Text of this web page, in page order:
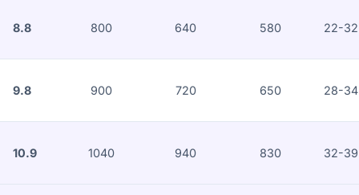
8.8 800 640 580 22-32
9.8 900 720 650 28-34
10.9 1040 940 830 32-39